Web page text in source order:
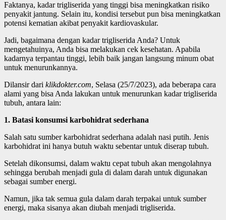
Faktanya, kadar trigliserida yang tinggi bisa meningkatkan risiko
penyakit jantung. Selain itu, kondisi tersebut pun bisa meningkatkan
potensi kematian akibat penyakit kardiovaskular.
Jadi, bagaimana dengan kadar trigliserida Anda? Untuk
mengetahuinya, Anda bisa melakukan cek kesehatan. Apabila
kadarnya terpantau tinggi, lebih baik jangan langsung minum obat
untuk menurunkannya.
Dilansir dari klikdokter.com, Selasa (25/7/2023), ada beberapa cara
alami yang bisa Anda lakukan untuk menurunkan kadar trigliserida
tubuh, antara lain:
1. Batasi konsumsi karbohidrat sederhana
Salah satu sumber karbohidrat sederhana adalah nasi putih. Jenis
karbohidrat ini hanya butuh waktu sebentar untuk diserap tubuh.
Setelah dikonsumsi, dalam waktu cepat tubuh akan mengolahnya
sehingga berubah menjadi gula di dalam darah untuk digunakan
sebagai sumber energi.
Namun, jika tak semua gula dalam darah terpakai untuk sumber
energi, maka sisanya akan diubah menjadi trigliserida.